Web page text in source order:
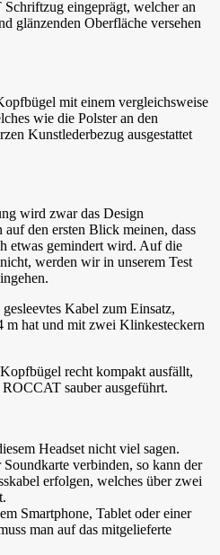
eingeprägt, welcher an
glänzenden Oberfläche versehen
mit einem vergleichsweise
wie die Polster an den
Kunstlederbezug ausgestattet
wird zwar das Design
den ersten Blick meinen, dass
etwas gemindert wird. Auf die
werden wir in unserem Test
Kabel zum Einsatz,
m hat und mit zwei Klinkesteckern
recht kompakt ausfällt,
sauber ausgeführt.
Headset nicht viel sagen.
verbinden, so kann der
erfolgen, welches über zwei
Smartphone, Tablet oder einer
man auf das mitgelieferte